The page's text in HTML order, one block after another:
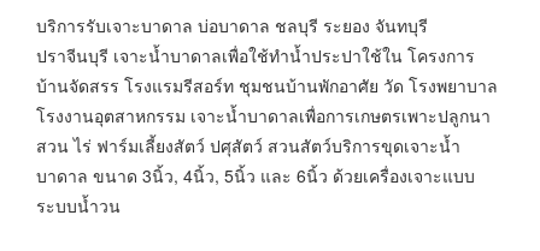
บริการรับเจาะบาดาล บ่อบาดาล ชลบุรี ระยอง จันทบุรี
ปราจีนบุรี เจาะน้ำบาดาลเพื่อใช้ทำน้ำประปาใช้ใน โครงการ
บ้านจัดสรร โรงแรมรีสอร์ท ชุมชนบ้านพักอาศัย วัด โรงพยาบาล
โรงงานอุตสาหกรรม เจาะน้ำบาดาลเพื่อการเกษตรเพาะปลูกนา
สวน ไร่ ฟาร์มเลี้ยงสัตว์ ปศุสัตว์ สวนสัตว์บริการขุดเจาะน้ำ
บาดาล ขนาด 3นิ้ว, 4นิ้ว, 5นิ้ว และ 6นิ้ว ด้วยเครื่องเจาะแบบ
ระบบน้ำวน